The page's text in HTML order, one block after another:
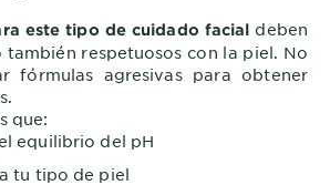
este tipo de cuidado facial deben
también respetuosos con la piel. No
fórmulas agresivas para obtener
que:
equilibrio del pH
tu tipo de piel